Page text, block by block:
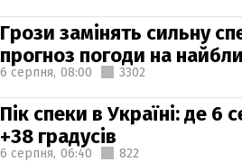
Грози замінять сильну
прогноз погоди на
6 серпня, 08:00 3302
Пік спеки в Україні: де 6
+38 градусів
6 серпня, 06:40 822